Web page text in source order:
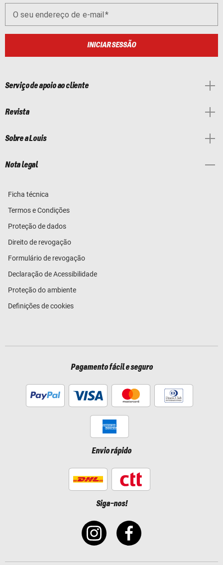
O seu endereço de e-mail
INICIAR SESSÃO
Serviço de apoio ao cliente
Revista
Sobre a Louis
Nota legal
Ficha técnica
Termos e Condições
Proteção de dados
Direito de revogação
Formulário de revogação
Declaração de Acessibilidade
Proteção do ambiente
Definições de cookies
Pagamento fácil e seguro
Envio rápido
Siga-nos!